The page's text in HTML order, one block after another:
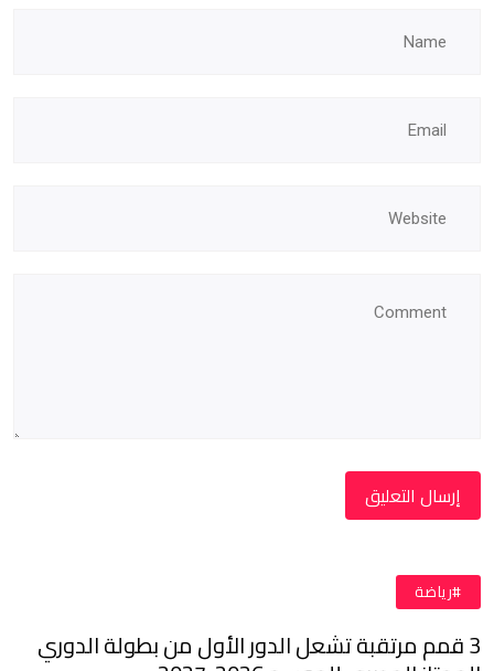
#رياضة
3 قمم مرتقبة تشعل الدور الأول من بطولة الدوري